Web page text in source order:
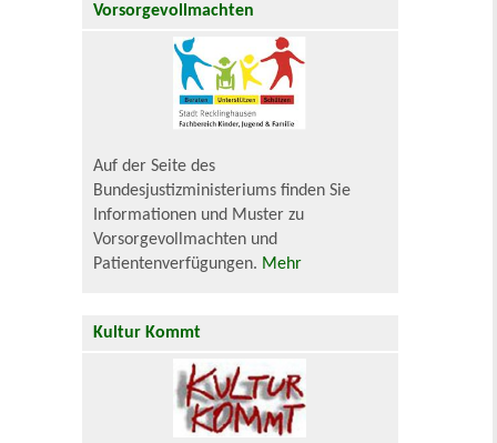
Vorsorgevollmachten
Auf der Seite des
Bundesjustizministeriums finden Sie
Informationen und Muster zu
Vorsorgevollmachten und
Patientenverfügungen. Mehr
Kultur Kommt